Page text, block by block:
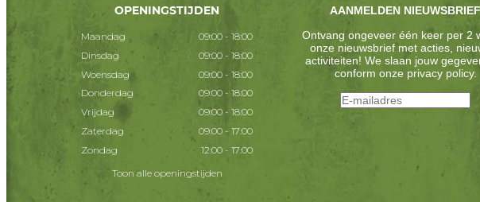
OPENINGSTIJDEN
Maandag
09:00 - 18:00
Dinsdag
09:00 - 18:00
Woensdag
09:00 - 18:00
Donderdag
09:00 - 18:00
Vrijdag
09:00 - 18:00
Zaterdag
09:00 - 17:00
Zondag
12:00 - 17:00
Toon alle openingstijden
AANMELDEN NIEUWSBRIEF
Ontvang ongeveer één keer per 2
onze nieuwsbrief met acties,
activiteiten! We slaan jouw
conform onze privacy policy.